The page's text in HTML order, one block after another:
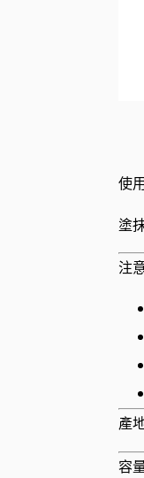
使
塗
注
產
容